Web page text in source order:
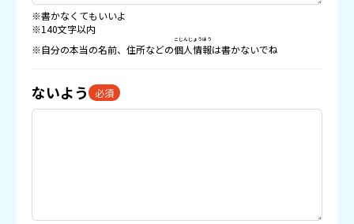
※書かなくてもいいよ
※140文字以内
※自分の本当の名前、住所などの個人情報
こじんじょうほう
は書かないでね
ないよう 必須